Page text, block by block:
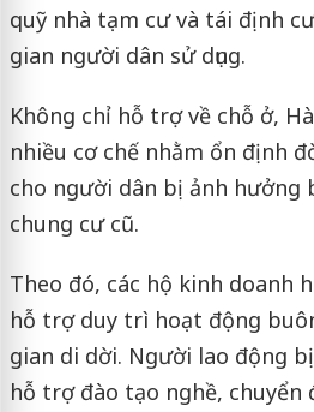
quỹ nhà tạm cư và tái định
gian người dân sử dụng.
Không chỉ hỗ trợ về chỗ ở,
nhiều cơ chế nhằm ổn định
cho người dân bị ảnh hưởng
chung cư cũ.
Theo đó, các hộ kinh doanh
hỗ trợ duy trì hoạt động
gian di dời. Người lao động
hỗ trợ đào tạo nghề, chuyển